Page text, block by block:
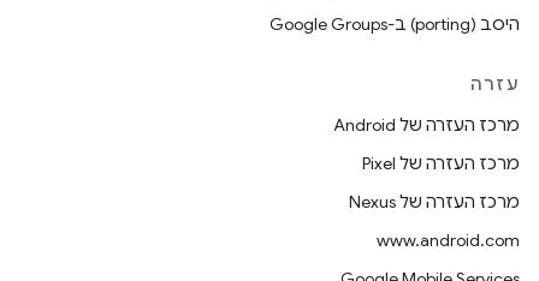
היסב (porting) ב-Google Groups
עזרה
מרכז העזרה של Android
מרכז העזרה של Pixel
מרכז העזרה של Nexus
www.android.com